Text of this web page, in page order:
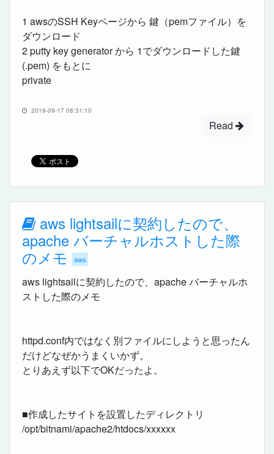
1 awsのSSH Keyページから 鍵（pemファイル）を
ダウンロード
2 putty key generator から 1でダウンロードした鍵
(.pem) をもとに
private
2019-09-17 08:31:10
Read
aws lightsailに契約したので、
apache バーチャルホストした際
のメモ
aws
aws lightsailに契約したので、apache バーチャルホ
ストした際のメモ
httpd.conf内ではなく別ファイルにしようと思ったん
だけどなぜかうまくいかず。
とりあえず以下でOKだったよ。
■作成したサイトを設置したディレクトリ
/opt/bitnami/apache2/htdocs/xxxxxx